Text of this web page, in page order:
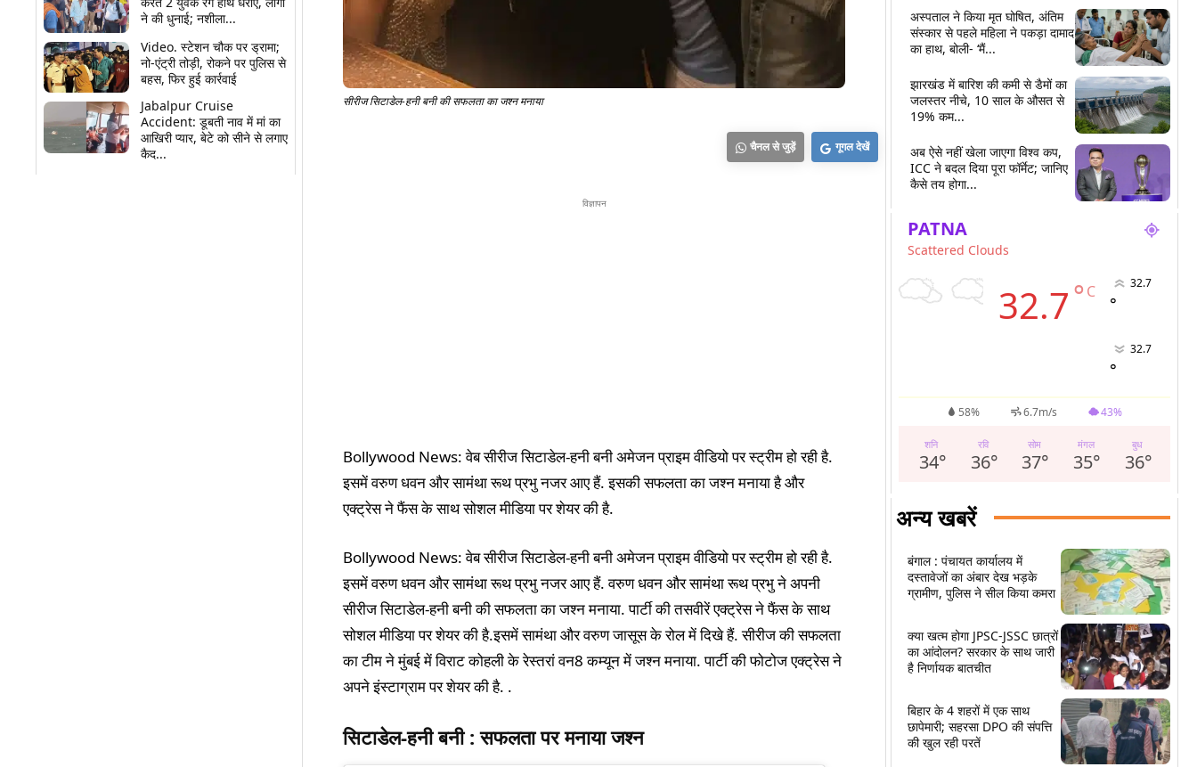
ने की धुनाई; नशीला...
Video. स्टेशन चौक पर ड्रामा;
नो-एंट्री तोड़ी, रोकने पर पुलिस से
बहस, फिर हुई कार्रवाई
Jabalpur Cruise
Accident: डूबती नाव में मां का
आखिरी प्यार, बेटे को सीने से लगाए
कैद...
सीरीज सिटाडेल-हनी बनी की सफलता का जश्न मनाया
गूगल देखें
चैनल से जुड़ें
विज्ञापन
Bollywood News: वेब सीरीज सिटाडेल-हनी बनी अमेजन प्राइम वीडियो पर स्ट्रीम हो रही है.
इसमें वरुण धवन और सामंथा रूथ प्रभु नजर आए हैं. इसकी सफलता का जश्न मनाया है और
एक्ट्रेस ने फैंस के साथ सोशल मीडिया पर शेयर की है.
Bollywood News: वेब सीरीज सिटाडेल-हनी बनी अमेजन प्राइम वीडियो पर स्ट्रीम हो रही है.
इसमें वरुण धवन और सामंथा रूथ प्रभु नजर आए हैं. वरुण धवन और सामंथा रूथ प्रभु ने अपनी
सीरीज सिटाडेल-हनी बनी की सफलता का जश्न मनाया. पार्टी की तसवीरें एक्ट्रेस ने फैंस के साथ
सोशल मीडिया पर शेयर की है.इसमें सामंथा और वरुण जासूस के रोल में दिखे हैं. सीरीज की सफलता
का टीम ने मुंबई में विराट कोहली के रेस्तरां वन8 कम्यून में जश्न मनाया. पार्टी की फोटोज एक्ट्रेस ने
अपने इंस्टाग्राम पर शेयर की है. .
सिटाडेल-हनी बनी : सफलता पर मनाया जश्न
अस्पताल ने किया मृत घोषित, अंतिम
संस्कार से पहले महिला ने पकड़ा दामाद
का हाथ, बोली- ‘मैं...
झारखंड में बारिश की कमी से डैमों का
जलस्तर नीचे, 10 साल के औसत से
19% कम...
अब ऐसे नहीं खेला जाएगा विश्व कप,
ICC ने बदल दिया पूरा फॉर्मेट; जानिए
कैसे तय होगा...
PATNA
Scattered Clouds
32.7° C 32.7
°
32.7
°
58% 6.7m/s 43%
शनि
34°
रवि
36°
सोम
37°
मंगल
35°
बुध
36°
अन्य खबरें
बंगाल : पंचायत कार्यालय में
दस्तावेजों का अंबार देख भड़के
ग्रामीण, पुलिस ने सील किया कमरा
क्या खत्म होगा JPSC-JSSC छात्रों
का आंदोलन? सरकार के साथ जारी
है निर्णायक बातचीत
बिहार के 4 शहरों में एक साथ
छापेमारी; सहरसा DPO की संपत्ति
की खुल रही परतें